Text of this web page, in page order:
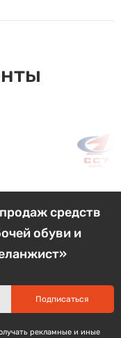
средств
обуви и
Подписаться
рекламные и иные